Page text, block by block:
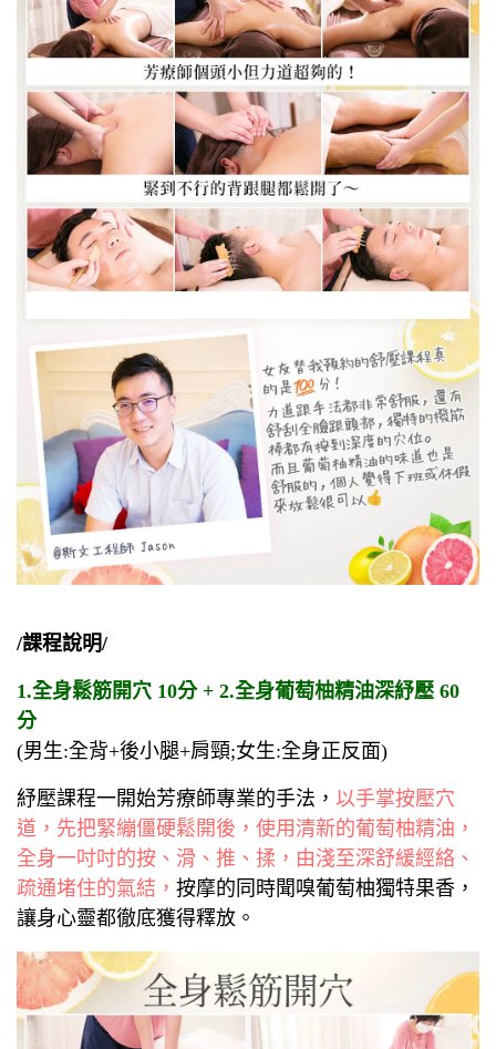
/課程說明/
1.全身鬆筋開穴 10分 + 2.全身葡萄柚精油深紓壓 60
分
(男生:全背+後小腿+肩頸;女生:全身正反面)
紓壓課程一開始芳療師專業的手法， 以手掌按壓穴
道，先把緊繃僵硬鬆開後，使用清新的葡萄柚精油，
全身一吋吋的按、滑、推、揉，由淺至深舒緩經絡、
疏通堵住的氣結， 按摩的同時聞嗅葡萄柚獨特果香，
讓身心靈都徹底獲得釋放。